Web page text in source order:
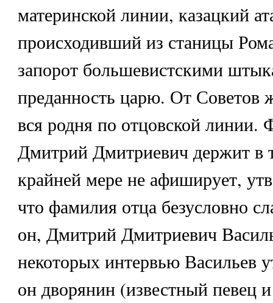
материнской линии, казацкий
происходивший из станицы
запорот большевистскими
преданность царю. От Советов
вся родня по отцовской
Дмитрий Дмитриевич держит в
крайней мере не афиширует,
что фамилия отца безусловно
он, Дмитрий Дмитриевич
некоторых интервью Васильев
он дворянин (известный певец